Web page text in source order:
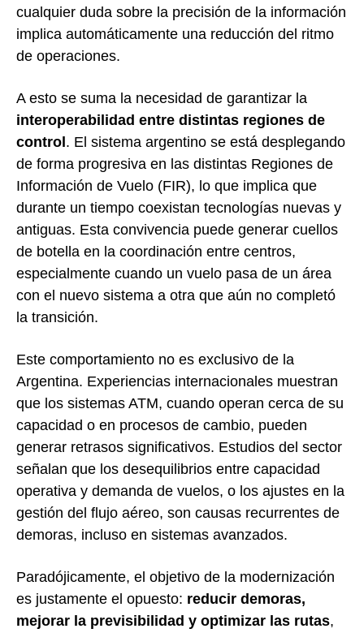
cualquier duda sobre la precisión de la información
implica automáticamente una reducción del ritmo
de operaciones.
A esto se suma la necesidad de garantizar la
interoperabilidad entre distintas regiones de
control. El sistema argentino se está desplegando
de forma progresiva en las distintas Regiones de
Información de Vuelo (FIR), lo que implica que
durante un tiempo coexistan tecnologías nuevas y
antiguas. Esta convivencia puede generar cuellos
de botella en la coordinación entre centros,
especialmente cuando un vuelo pasa de un área
con el nuevo sistema a otra que aún no completó
la transición.
Este comportamiento no es exclusivo de la
Argentina. Experiencias internacionales muestran
que los sistemas ATM, cuando operan cerca de su
capacidad o en procesos de cambio, pueden
generar retrasos significativos. Estudios del sector
señalan que los desequilibrios entre capacidad
operativa y demanda de vuelos, o los ajustes en la
gestión del flujo aéreo, son causas recurrentes de
demoras, incluso en sistemas avanzados.
Paradójicamente, el objetivo de la modernización
es justamente el opuesto: reducir demoras,
mejorar la previsibilidad y optimizar las rutas,